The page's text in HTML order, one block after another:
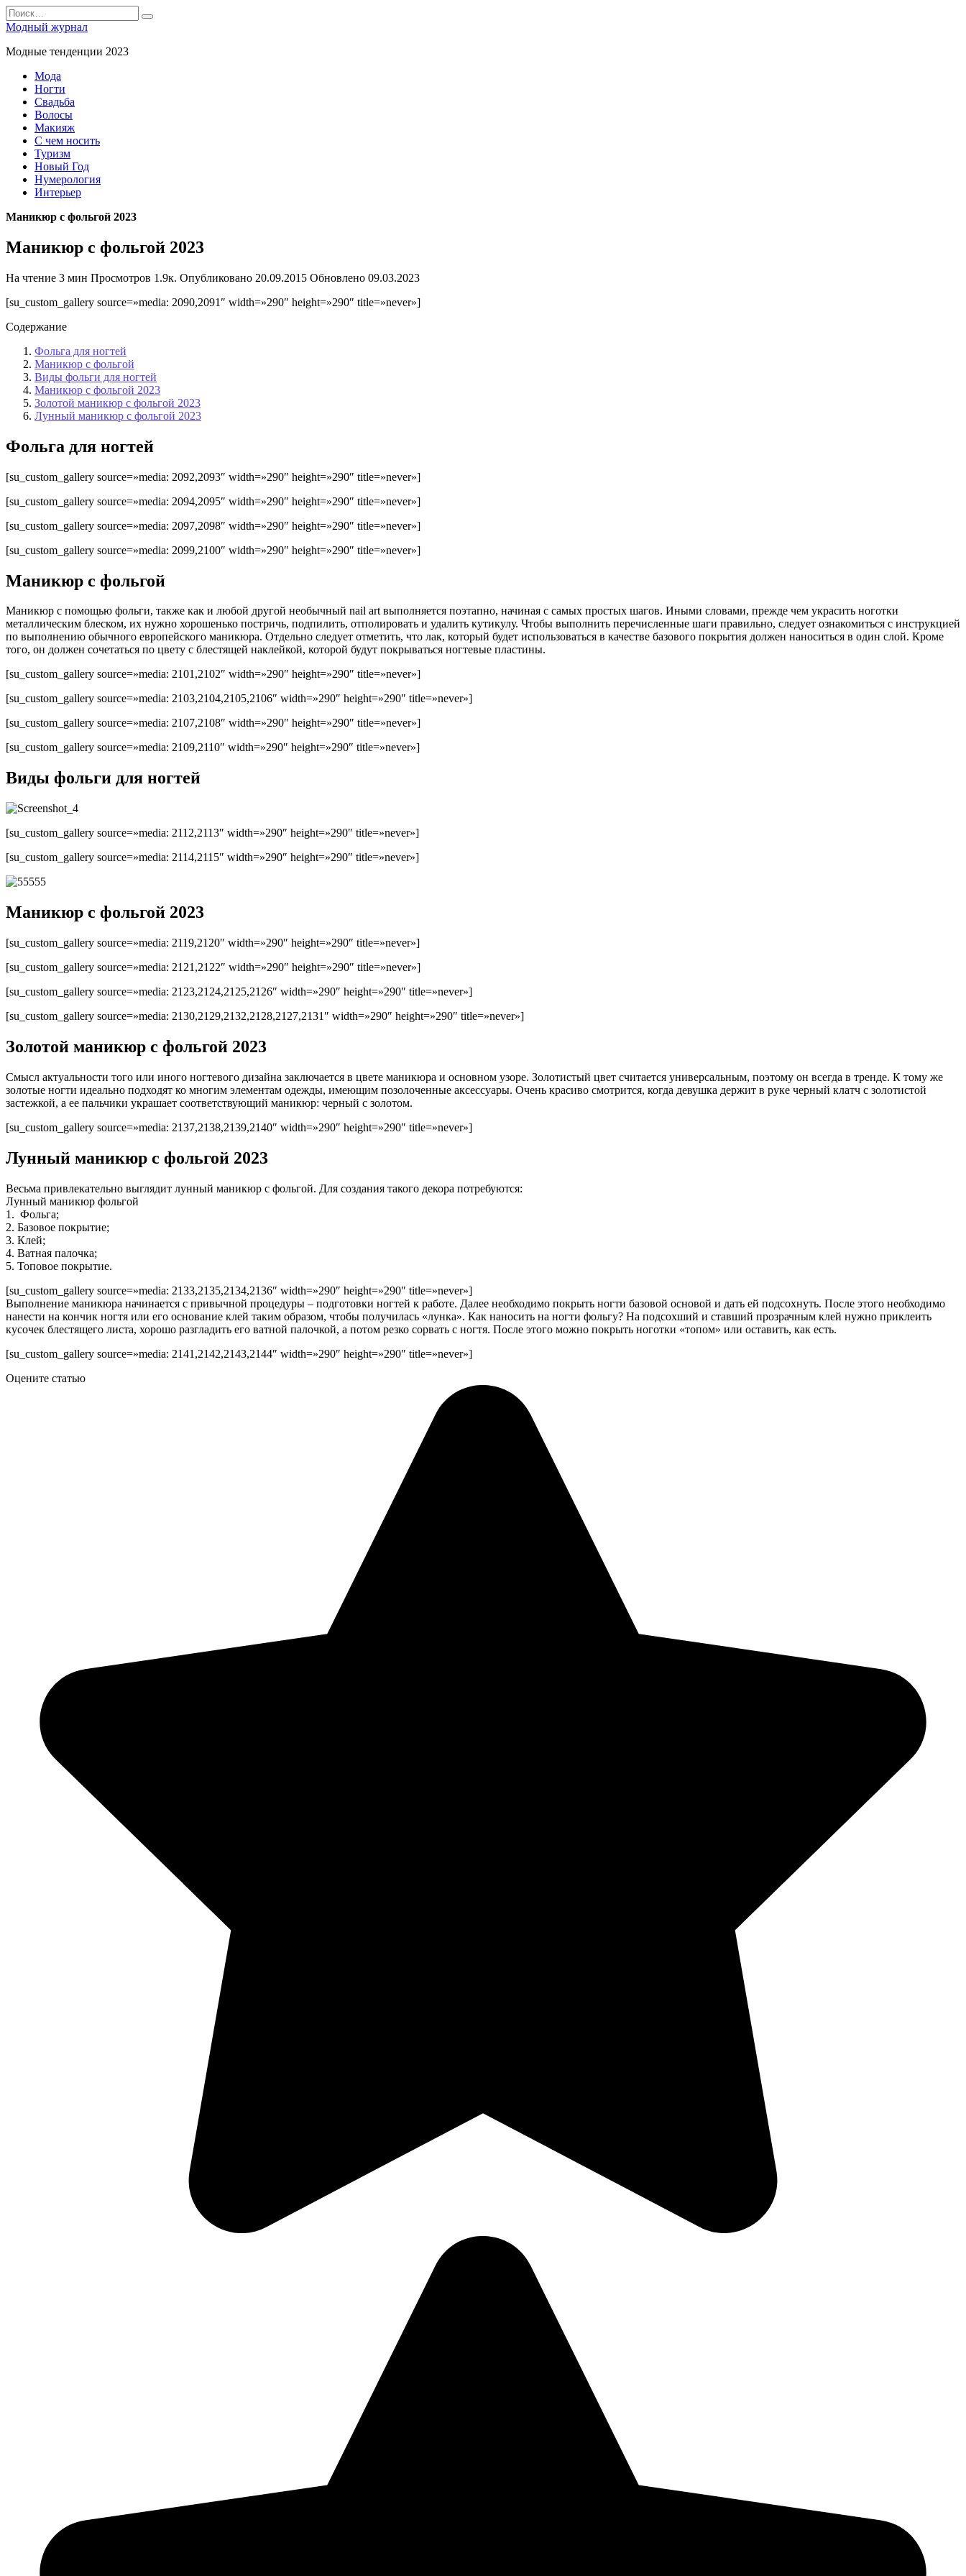
Перейти
к
содержанию
Search
for:
Модный журнал
Модные тенденции 2023
Мода
Ногти
Свадьба
Волосы
Макияж
С чем носить
Туризм
Новый Год
Нумерология
Интерьер
Маникюр с фольгой 2023
Маникюр с фольгой 2023
На чтение 3 мин Просмотров 1.9к. Опубликовано 20.09.2015 Обновлено 09.03.2023
[su_custom_gallery source=»media: 2090,2091″ width=»290″ height=»290″ title=»never»]
Содержание
Фольга для ногтей
Маникюр с фольгой
Виды фольги для ногтей
Маникюр с фольгой 2023
Золотой маникюр с фольгой 2023
Лунный маникюр с фольгой 2023
Фольга для ногтей
[su_custom_gallery source=»media: 2092,2093″ width=»290″ height=»290″ title=»never»]
[su_custom_gallery source=»media: 2094,2095″ width=»290″ height=»290″ title=»never»]
[su_custom_gallery source=»media: 2097,2098″ width=»290″ height=»290″ title=»never»]
[su_custom_gallery source=»media: 2099,2100″ width=»290″ height=»290″ title=»never»]
Маникюр с фольгой
Маникюр с помощью фольги, также как и любой другой необычный nail art выполняется поэтапно, начиная с самых простых шагов. Иными словами, прежде чем украсить ноготки
металлическим блеском, их нужно хорошенько постричь, подпилить, отполировать и удалить кутикулу. Чтобы выполнить перечисленные шаги правильно, следует ознакомиться с инструкцией
по выполнению обычного европейского маникюра. Отдельно следует отметить, что лак, который будет использоваться в качестве базового покрытия должен наноситься в один слой. Кроме
того, он должен сочетаться по цвету с блестящей наклейкой, которой будут покрываться ногтевые пластины.
[su_custom_gallery source=»media: 2101,2102″ width=»290″ height=»290″ title=»never»]
[su_custom_gallery source=»media: 2103,2104,2105,2106″ width=»290″ height=»290″ title=»never»]
[su_custom_gallery source=»media: 2107,2108″ width=»290″ height=»290″ title=»never»]
[su_custom_gallery source=»media: 2109,2110″ width=»290″ height=»290″ title=»never»]
Виды фольги для ногтей
[su_custom_gallery source=»media: 2112,2113″ width=»290″ height=»290″ title=»never»]
[su_custom_gallery source=»media: 2114,2115″ width=»290″ height=»290″ title=»never»]
Маникюр с фольгой 2023
[su_custom_gallery source=»media: 2119,2120″ width=»290″ height=»290″ title=»never»]
[su_custom_gallery source=»media: 2121,2122″ width=»290″ height=»290″ title=»never»]
[su_custom_gallery source=»media: 2123,2124,2125,2126″ width=»290″ height=»290″ title=»never»]
[su_custom_gallery source=»media: 2130,2129,2132,2128,2127,2131″ width=»290″ height=»290″ title=»never»]
Золотой маникюр с фольгой 2023
Смысл актуальности того или иного ногтевого дизайна заключается в цвете маникюра и основном узоре. Золотистый цвет считается универсальным, поэтому он всегда в тренде. К тому же
золотые ногти идеально подходят ко многим элементам одежды, имеющим позолоченные аксессуары. Очень красиво смотрится, когда девушка держит в руке черный клатч с золотистой
застежкой, а ее пальчики украшает соответствующий маникюр: черный с золотом.
[su_custom_gallery source=»media: 2137,2138,2139,2140″ width=»290″ height=»290″ title=»never»]
Лунный маникюр с фольгой 2023
Весьма привлекательно выглядит лунный маникюр с фольгой. Для создания такого декора потребуются:
Лунный маникюр фольгой
1. Фольга;
2. Базовое покрытие;
3. Клей;
4. Ватная палочка;
5. Топовое покрытие.
[su_custom_gallery source=»media: 2133,2135,2134,2136″ width=»290″ height=»290″ title=»never»]
Выполнение маникюра начинается с привычной процедуры – подготовки ногтей к работе. Далее необходимо покрыть ногти базовой основой и дать ей подсохнуть. После этого необходимо
нанести на кончик ногтя или его основание клей таким образом, чтобы получилась «лунка». Как наносить на ногти фольгу? На подсохший и ставший прозрачным клей нужно приклеить
кусочек блестящего листа, хорошо разгладить его ватной палочкой, а потом резко сорвать с ногтя. После этого можно покрыть ноготки «топом» или оставить, как есть.
[su_custom_gallery source=»media: 2141,2142,2143,2144″ width=»290″ height=»290″ title=»never»]
Оцените статью